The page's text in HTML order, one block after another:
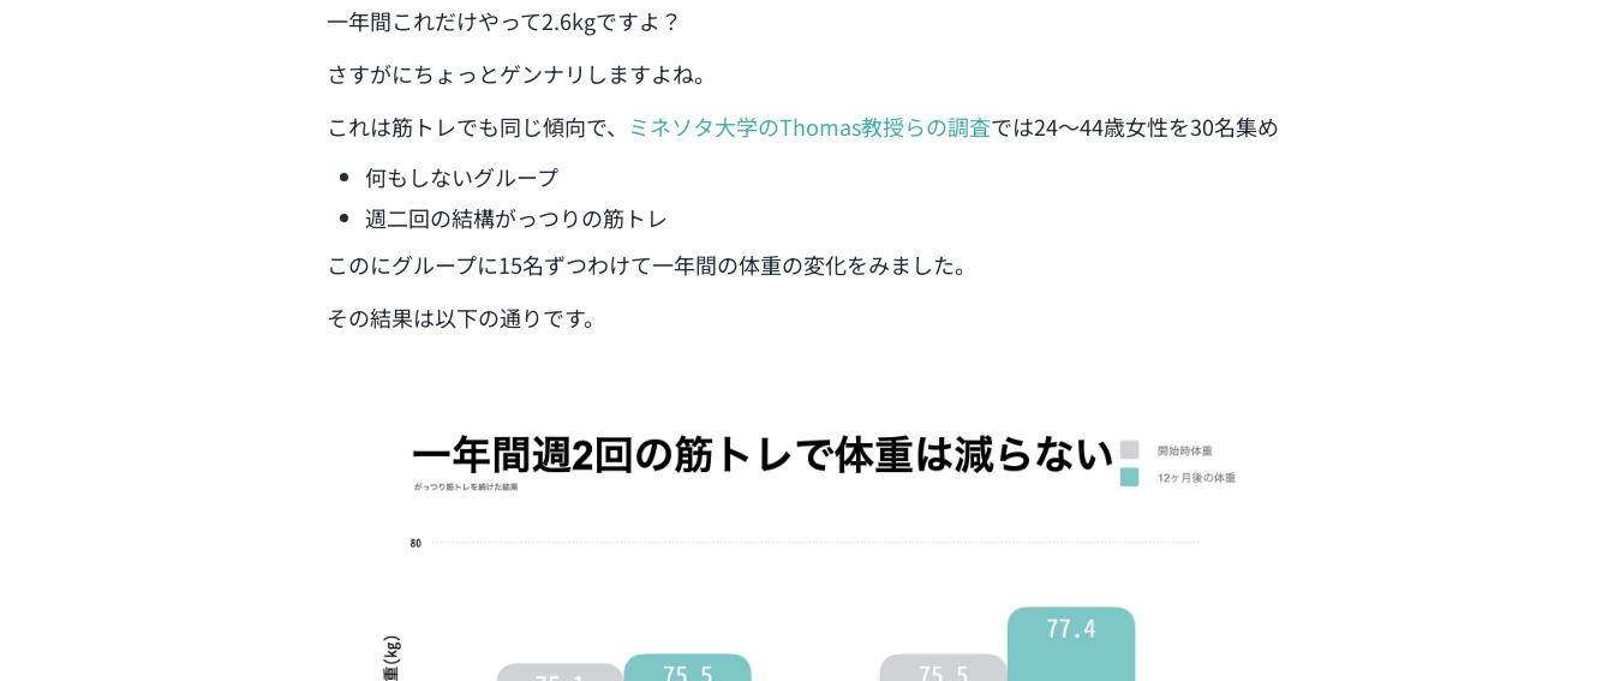
一年間これだけやって2.6kgですよ？
さすがにちょっとゲンナリしますよね。
これは筋トレでも同じ傾向で、
ミネソタ大学のThomas教授らの調査では24〜44歳女性を30名集め
何もしないグループ
週二回の結構がっつりの筋トレ
このにグループに15名ずつわけて一年間の体重の変化をみました。
その結果は以下の通りです。